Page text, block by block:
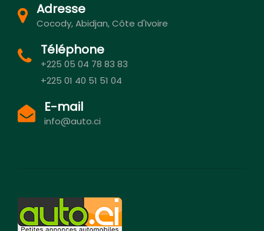
Adresse
Cocody, Abidjan, Côte d'Ivoire
Téléphone
+225 05 04 78 83 83
+225 01 40 51 51 04
E-mail
info@auto.ci